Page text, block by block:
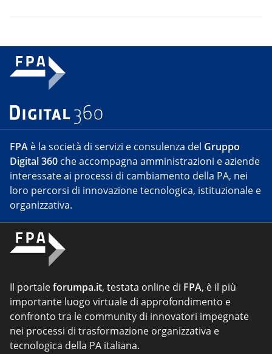
FPA è la società di servizi e consulenza del Gruppo
Digital 360 che accompagna amministrazioni e aziende
interessate ai processi di cambiamento della PA, nei
loro percorsi di innovazione tecnologica, istituzionale e
organizzativa.
Il portaleforumpa.it, testata online di FPA, è il più
importante luogo virtuale di approfondimento e
confronto tra le community di innovatori impegnate
nei processi di trasformazione organizzativa e
tecnologica della PA italiana.